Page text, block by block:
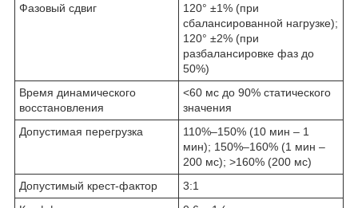
Фазовый сдвиг
120° ±1% (при
сбалансированной нагрузке);
120° ±2% (при
разбалансировке фаз до
50%)
Время динамического
восстановления
<60 мс до 90% статического
значения
Допустимая перегрузка
110%–150% (10 мин – 1
мин); 150%–160% (1 мин –
200 мс); >160% (200 мс)
Допустимый крест-фактор
3:1